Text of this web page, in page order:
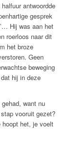
antwoordde
gesprek
Hij was aan het
roerloos naar dit
het broze
Geen
beweging
hij in deze
want nu
vooruit gezet?
hoopt het, je voelt